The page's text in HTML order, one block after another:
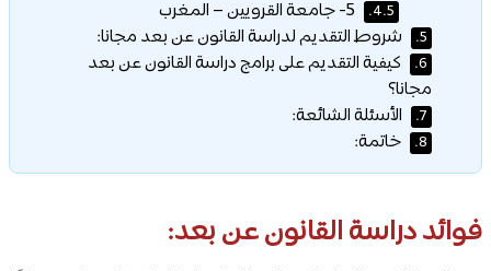
4.5.
5. شروط التقديم لدراسة القانون عن بعد مجانا:
6.
كيفية التقديم على برامج دراسة القانون عن بعد
مجانا؟
7. الأسئلة الشائعة:
8. خاتمة:
فوائد دراسة القانون عن بعد: